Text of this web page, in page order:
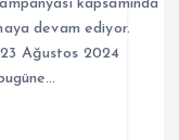
kapsamında
devam ediyor.
23 Ağustos 2024